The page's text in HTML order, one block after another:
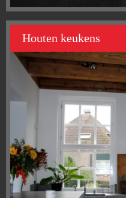
Houten keukens